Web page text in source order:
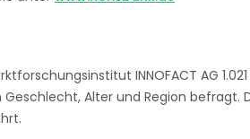
INNOFACT AG
Alter und Region befragt.